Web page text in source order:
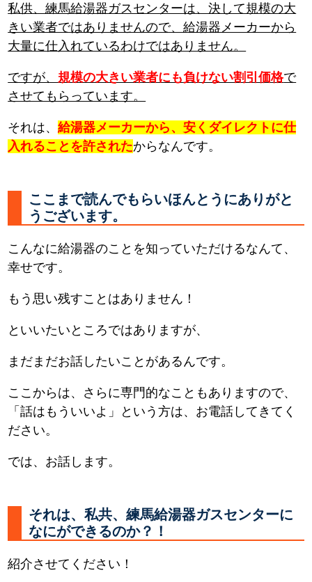
私供、練馬給湯器ガスセンターは、決して規模の大
きい業者ではありませんので、給湯器メーカーから
大量に仕入れているわけではありません。
ですが、 規模の大きい業者にも負けない割引価格で
させてもらっています。
それは、給湯器メーカーから、安くダイレクトに仕
入れることを許されたからなんです。
ここまで読んでもらいほんとうにありがと
うございます。
こんなに給湯器のことを知っていただけるなんて、
幸せです。
もう思い残すことはありません！
といいたいところではありますが、
まだまだお話したいことがあるんです。
ここからは、さらに専門的なこともありますので、
「話はもういいよ」という方は、お電話してきてく
ださい。
では、お話します。
それは、私共、練馬給湯器ガスセンターに
なにができるのか？！
紹介させてください！